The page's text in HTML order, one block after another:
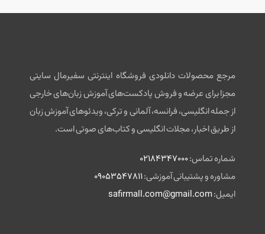
مرجع محصولات دانلودی فروشگاه اینترنتی سفیرمال سایتی
مجزا برای عرضه و فروش پادکست‌های آموزش زبان‌های خارجی
از جمله انگلیسی، فرانسه، آلمانی و ترکی، ویدئوهای آموزش زبان
از طریق اخبار، مجلات انگلیسی و کتاب‌های صوتی است.
شماره تماس:02184347000
مشاوره و پشتیبانی آموزشی:09053547811
ایمیل:safirmall.com@gmail.com